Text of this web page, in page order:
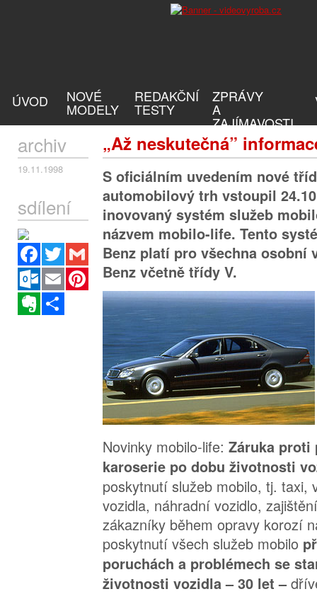
ÚVOD NOVÉ
MODELY
REDAKČNÍ
TESTY
ZPRÁVY
A
ZAJÍMAVOSTI
„Až neskutečná”
archiv
19.11.1998
sdílení
Facebook
Twitter
Gmail
Outlook.com
Email
Pinterest
Evernote
S oficiálním uvedením nové
automobilový trh vstoupil
inovovaný systém služeb
názvem mobilo-life. Tento
Benz platí pro všechna osobní
Benz včetně třídy V.
Novinky mobilo-life: Záruka proti
karoserie po dobu životnosti
poskytnutí služeb mobilo, tj. taxi,
vozidla, náhradní vozidlo,
zákazníky během opravy korozí
poskytnutí všech služeb mobilo
poruchách a problémech se
životnosti vozidla – 30 let –